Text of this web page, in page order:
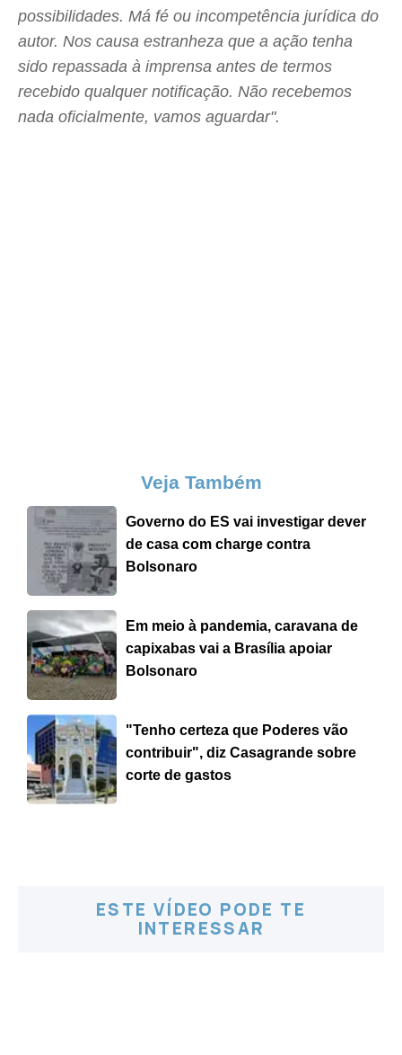
possibilidades. Má fé ou incompetência jurídica do
autor. Nos causa estranheza que a ação tenha
sido repassada à imprensa antes de termos
recebido qualquer notificação. Não recebemos
nada oficialmente, vamos aguardar".
Veja Também
Governo do ES vai investigar dever
de casa com charge contra
Bolsonaro
Em meio à pandemia, caravana de
capixabas vai a Brasília apoiar
Bolsonaro
"Tenho certeza que Poderes vão
contribuir", diz Casagrande sobre
corte de gastos
ESTE VÍDEO PODE TE
INTERESSAR